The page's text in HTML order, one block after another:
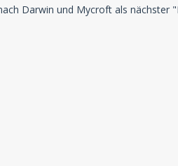
Darwin und Mycroft als nächster